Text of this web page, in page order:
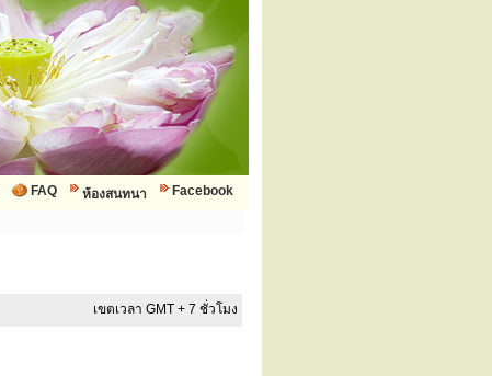
Facebook
ห้องสนทนา
FAQ
เขตเวลา GMT + 7 ชั่วโมง